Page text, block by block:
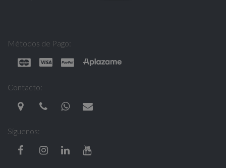
Métodos de Pago:
Contacto:
Síguenos: